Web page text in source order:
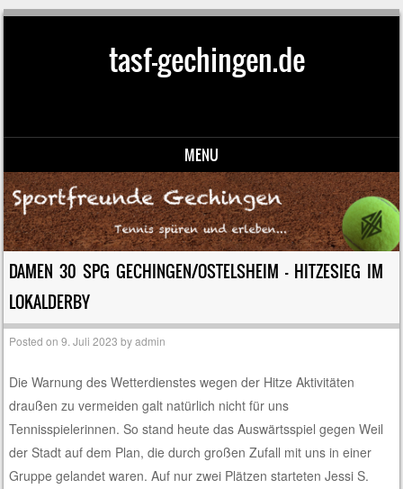
tasf-gechingen.de
MENU
Skip to content
DAMEN 30 SPG GECHINGEN/OSTELSHEIM – HITZESIEG IM
LOKALDERBY
Posted on9. Juli 2023 byadmin
Die Warnung des Wetterdienstes wegen der Hitze Aktivitäten
draußen zu vermeiden galt natürlich nicht für uns
Tennisspielerinnen. So stand heute das Auswärtsspiel gegen Weil
der Stadt auf dem Plan, die durch großen Zufall mit uns in einer
Gruppe gelandet waren. Auf nur zwei Plätzen starteten Jessi S.